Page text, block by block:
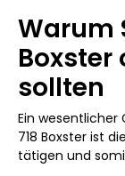
Warum
Boxster
sollten
Ein wesentlicher
718 Boxster ist
tätigen und